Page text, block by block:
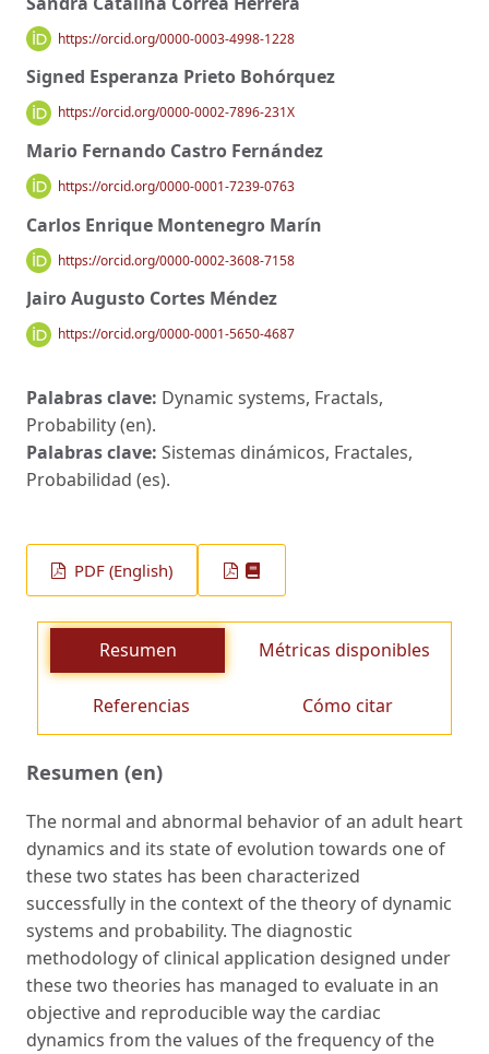
https://orcid.org/0000-0003-4998-1228
Signed Esperanza Prieto Bohórquez
https://orcid.org/0000-0002-7896-231X
Mario Fernando Castro Fernández
https://orcid.org/0000-0001-7239-0763
Carlos Enrique Montenegro Marín
https://orcid.org/0000-0002-3608-7158
Jairo Augusto Cortes Méndez
https://orcid.org/0000-0001-5650-4687
Palabras clave: Dynamic systems, Fractals,
Probability (en).
Palabras clave: Sistemas dinámicos, Fractales,
Probabilidad (es).
PDF (English)
Resumen Métricas disponibles
Referencias Cómo citar
Resumen (en)
The normal and abnormal behavior of an adult heart
dynamics and its state of evolution towards one of
these two states has been characterized
successfully in the context of the theory of dynamic
systems and probability. The diagnostic
methodology of clinical application designed under
these two theories has managed to evaluate in an
objective and reproducible way the cardiac
dynamics from the values of the frequency of the